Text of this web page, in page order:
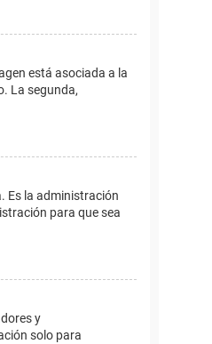
está asociada a la
La segunda,
Es la administración
para que sea
y
solo para